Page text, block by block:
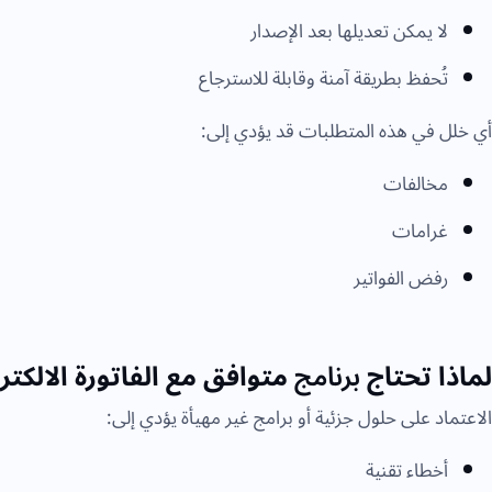
لا يمكن تعديلها بعد الإصدار
تُحفظ بطريقة آمنة وقابلة للاسترجاع
أي خلل في هذه المتطلبات قد يؤدي إلى:
مخالفات
غرامات
رفض الفواتير
لماذا تحتاجبرنامجمتوافق مع الفاتورة
الاعتماد على حلول جزئية أو برامج غير مهيأة يؤدي إلى:
أخطاء تقنية